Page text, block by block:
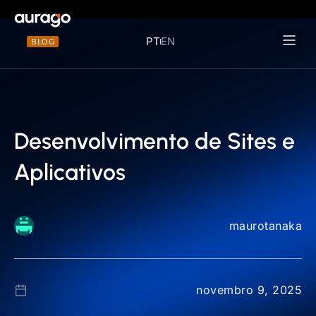
BLOG PTEN
Desenvolvimento de Sites e
Aplicativos
maurotanaka
novembro 9, 2025